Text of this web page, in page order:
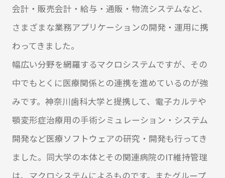
会計・販売会計・給与・通販・物流システムなど、
さまざまな業務アプリケーションの開発・運用に携
わってきました。
幅広い分野を網羅するマクロシステムですが、その
中でもとくに医療関係との連携を進めているのが強
みです。神奈川歯科大学と提携して、電子カルテや
顎変形症治療用の手術シミュレーション・システム
開発など医療ソフトウェアの研究・開発も行ってき
ました。同大学の本体とその関連病院のIT維持管理
は、マクロシステムによるものです。またグループ